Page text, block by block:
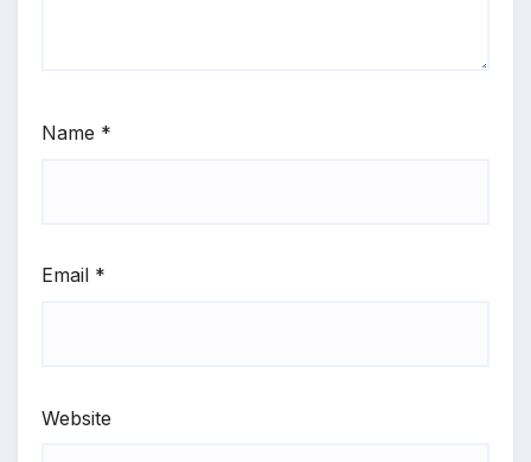
Name *
Email *
Website